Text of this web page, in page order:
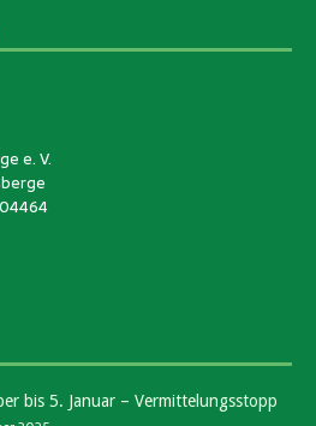
e. V.
bis 5. Januar – Vermittelungsstopp